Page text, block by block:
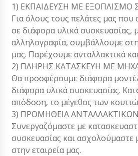
1) ΕΚΠΑΙΔΕΥΣΗ ΜΕ ΕΞΟΠΛΙΣΜΟ
Για όλους τους πελάτες μας
σε διάφορα υλικά συσκευασίας,
αλληλογραφία, συμβάλλουμε
μας. Παρέχουμε ανταλλακτικά
2) ΠΛΗΡΗΣ ΚΑΤΑΣΚΕΥΗ ΜΕ
Θα προσφέρουμε διάφορα
διάφορα υλικά συσκευασίας.
απόδοση, το μέγεθος των
3) ΠΡΟΜΗΘΕΙΑ ΑΝΤΑΛΛΑΚΤΙΚΩΝ
Συνεργαζόμαστε με
συσκευασίας και
στην εταιρεία μας.